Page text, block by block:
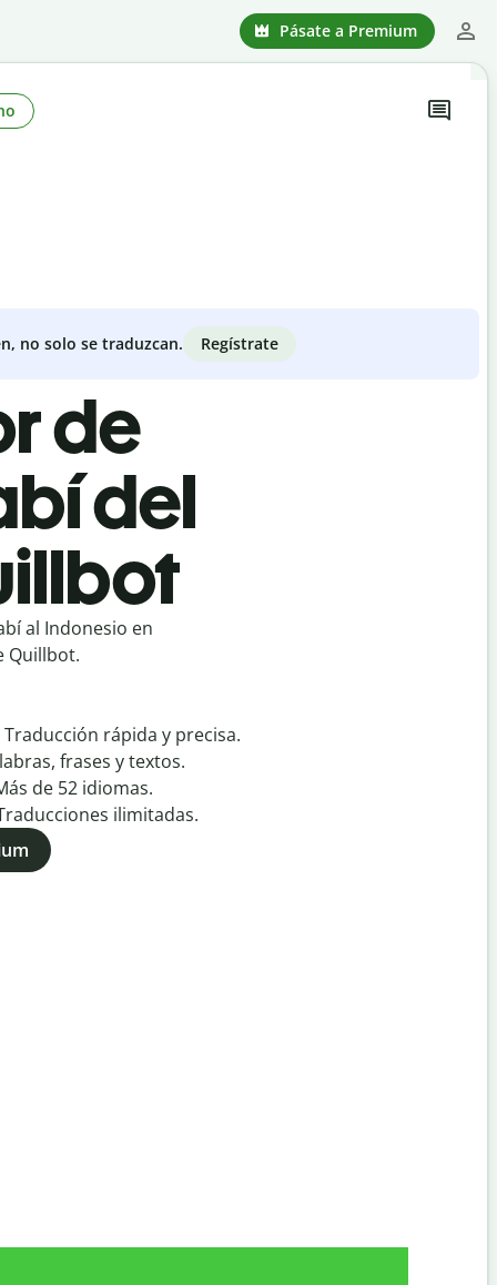
Pásate a Premium
no solo se traduzcan. Regístrate
de
del
al Indonesio en
Quillbot.
Traducción rápida y precisa.
frases y textos.
de 52 idiomas.
ilimitadas.